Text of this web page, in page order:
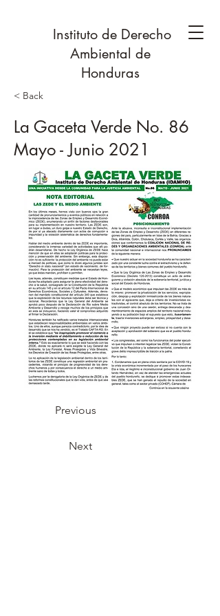
Instituto de Derecho
Ambiental de
Honduras
< Back
La Gaceta Verde No. 86
Mayo - Junio 2021
Previous
Next